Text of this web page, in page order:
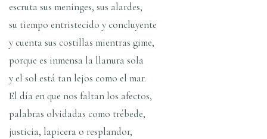
escruta sus meninges, sus alardes,
su tiempo entristecido y concluyente
y cuenta sus costillas mientras gime,
porque es inmensa la llanura sola
y el sol está tan lejos como el mar.
El dí­a en que nos faltan los afectos,
palabras olvidadas como trébede,
justicia, lapicera o resplandor,